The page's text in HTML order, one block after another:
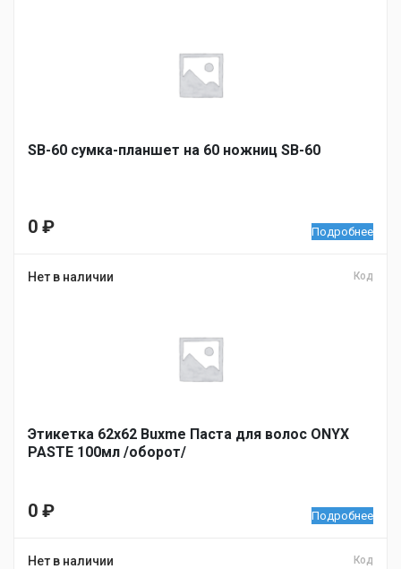
SB-60 сумка-планшет на 60 ножниц SB-60
0 ₽ Подробнее
Нет в наличии Код
Этикетка 62х62 Buxme Паста для волос ONYX
PASTE 100мл /оборот/
0 ₽ Подробнее
Нет в наличии Код